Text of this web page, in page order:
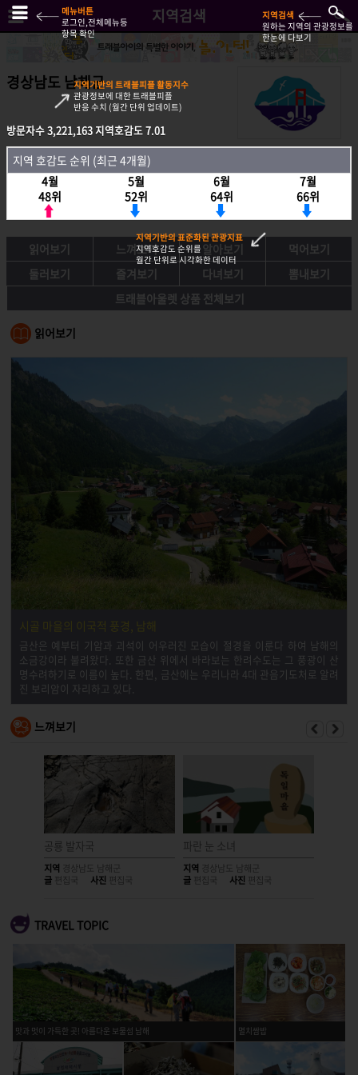
지역검색
경상남도 남해군
방문자수3,221,163지역호감도7.01
지역호감도 순위 (최근 4개월)
4월
48위
5월
52위
6월
64위
7월
66위
읽어보기 느껴보기 알아보기
먹어보기
둘러보기
즐겨보기 다녀보기
뽐내보기
트래블아울렛 상품 전체보기
읽어보기
시골 마을의 이국적 풍경, 남해
금산은 예부터 기암과 괴석이 어우러진 모습이 절경을 이룬다 하여 남해의
소금강이라 불려왔다. 또한 금산 위에서 바라보는 한려수도는 그 풍광이 산
명수려하기로 이름이 높다. 한편, 금산에는 우리나라 4대 관음기도처로 알려
진 보리암이 자리하고 있다.
느껴보기
공룡 발자국
지역 경상남도 남해군
글 편집국 사진 편집국
파란 눈 소녀
지역 경상남도 남해군
글 편집국 사진 편집국
TRAVEL TOPIC
맛과 멋이 가득한 곳! 아름다운 보물섬 남해 멸치쌈밥
방문자수3,221,163지역호감도7.01
지역 호감도 순위 (최근 4개월)
4월
48위
5월
52위
6월
64위
7월
66위
메뉴버튼
로그인,전체메뉴등
항목 확인
지역검색
원하는 지역의 관광정보를
한눈에 다보기
지역기반의 트래블피플 활동지수
관광정보에 대한 트래블피플
반응 수치 (월간 단위 업데이트)
지역기반의 표준화된 관광지표
지역호감도 순위를
월간 단위로 시각화한 데이터